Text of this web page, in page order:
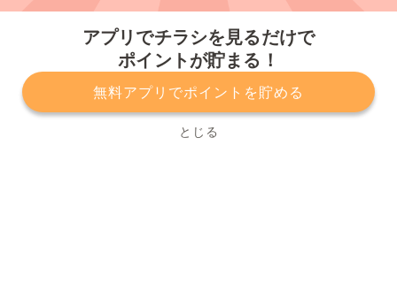
アプリでチラシを見るだけで
ポイントが貯まる！
無料アプリでポイントを貯める
とじる
プライバシーポリシー 利用規約
運営会社
サービスに関してのお問い合わせ